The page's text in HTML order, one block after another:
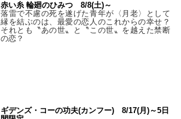
赤い糸 輪廻のひみつ 8/8(土)～
落雷で不慮の死を遂げた青年が〈月老〉として
縁を結ぶのは、最愛の恋人のこれからの幸せ？
それとも〝あの世〟と〝この世〟を越えた禁断
の恋？
ギデンズ・コーの功夫(カンフー) 8/17(月)～5日